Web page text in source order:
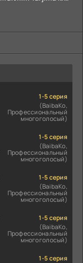
1-5 серия
(BaibaKo,
Профессиональный
многоголосый)
1-5 серия
(BaibaKo,
Профессиональный
многоголосый)
1-5 серия
(BaibaKo,
Профессиональный
многоголосый)
1-5 серия
(BaibaKo,
Профессиональный
многоголосый)
1-5 серия